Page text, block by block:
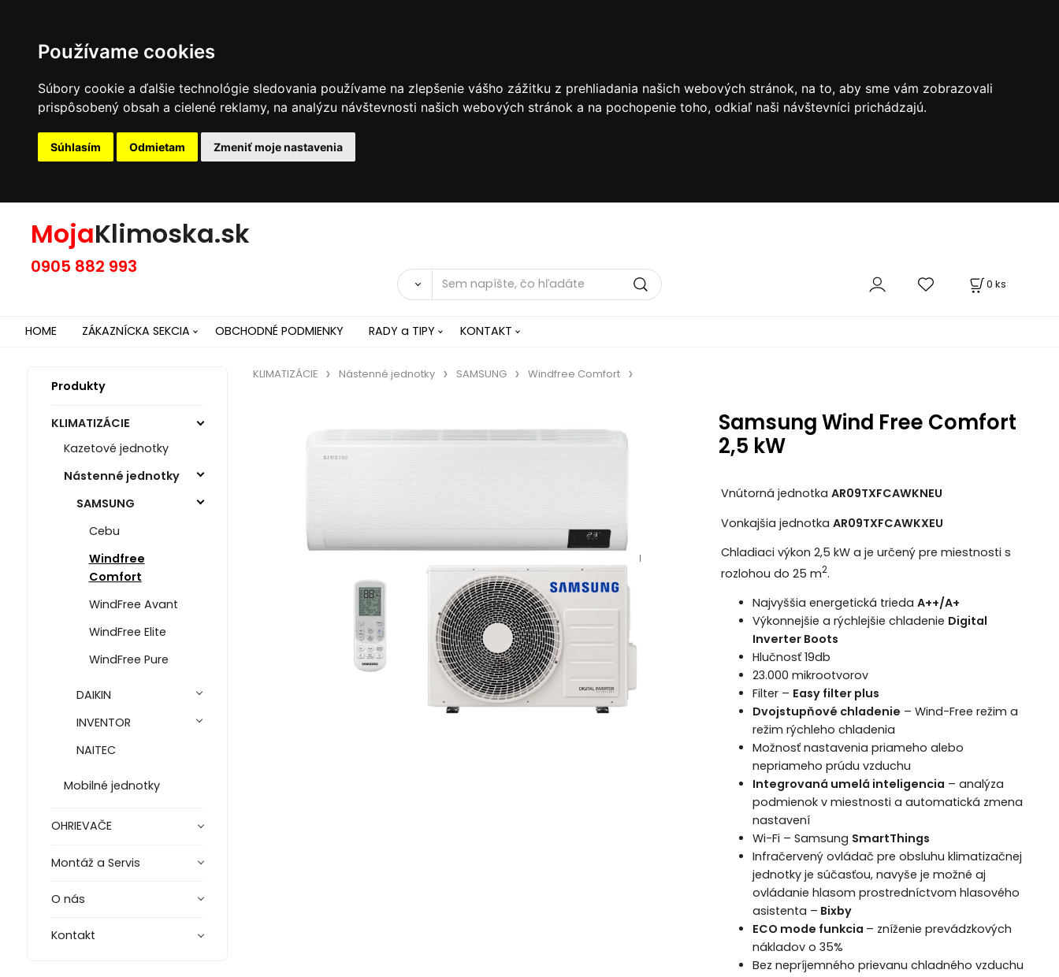
Používame cookies
Súbory cookie a ďalšie technológie sledovania používame na zlepšenie vášho zážitku z prehliadania našich webových stránok, na to, aby sme vám zobrazovali
prispôsobený obsah a cielené reklamy, na analýzu návštevnosti našich webových stránok a na pochopenie toho, odkiaľ naši návštevníci prichádzajú.
Súhlasím Odmietam Zmeniť moje nastavenia
MojaKlimoska.sk
0905 882 993
0 ks
HOME ZÁKAZNÍCKA SEKCIA OBCHODNÉ PODMIENKY RADY a TIPY KONTAKT
Produkty
KLIMATIZÁCIE
Kazetové jednotky
Nástenné jednotky
SAMSUNG
Cebu
Windfree
Comfort
WindFree Avant
WindFree Elite
WindFree Pure
DAIKIN
INVENTOR
NAITEC
Mobilné jednotky
OHRIEVAČE
Montáž a Servis
O nás
Kontakt
KLIMATIZÁCIE Nástenné jednotky SAMSUNG Windfree Comfort
Samsung Wind Free Comfort
2,5 kW
Vnútorná jednotka AR09TXFCAWKNEU
Vonkajšia jednotka AR09TXFCAWKXEU
Chladiaci výkon 2,5 kW a je určený pre miestnosti s
rozlohou do 25 m2.
Najvyššia energetická trieda A++/A+
Výkonnejšie a rýchlejšie chladenie Digital
Inverter Boots
Hlučnosť 19db
23.000 mikrootvorov
Filter – Easy filter plus
Dvojstupňové chladenie – Wind-Free režim a
režim rýchleho chladenia
Možnosť nastavenia priameho alebo
nepriameho prúdu vzduchu
Integrovaná umelá inteligencia – analýza
podmienok v miestnosti a automatická zmena
nastavení
Wi-Fi – Samsung SmartThings
Infračervený ovládač pre obsluhu klimatizačnej
jednotky je súčasťou, navyše je možné aj
ovládanie hlasom prostredníctvom hlasového
asistenta – Bixby
ECO mode funkcia – zníženie prevádzkových
nákladov o 35%
Bez nepríjemného prievanu chladného vzduchu